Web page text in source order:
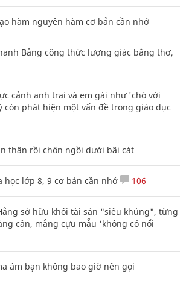
hàm nguyên hàm cơ bản cần nhớ
Bảng công thức lượng giác bằng thơ,
cảnh anh trai và em gái như 'chó với
còn phát hiện một vấn đề trong giáo dục
thân rồi chôn ngồi dưới bãi cát
học lớp 8, 9 cơ bản cần nhớ 106
sở hữu khối tài sản "siêu khủng", từng
cân, mắng cựu mẫu 'không có nổi
ám bạn không bao giờ nên gọi